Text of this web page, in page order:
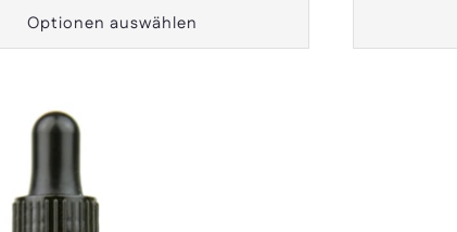
Optionen auswählen